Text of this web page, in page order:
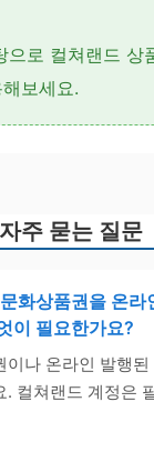
으로 컬쳐랜드 상
보세요.
자주 묻는 질문
화상품권을 온라
이 필요한가요?
이나 온라인 발행된
. 컬쳐랜드 계정은